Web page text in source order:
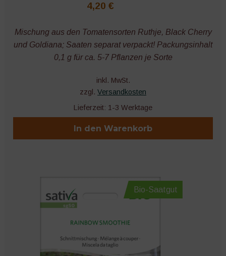
4,20 €
Mischung aus den Tomatensorten Ruthje, Black Cherry
und Goldiana; Saaten separat verpackt! Packungsinhalt
0,1 g für ca. 5-7 Pflanzen je Sorte
inkl. MwSt.
zzgl. Versandkosten
Lieferzeit: 1-3 Werktage
In den Warenkorb
Bio-Saatgut